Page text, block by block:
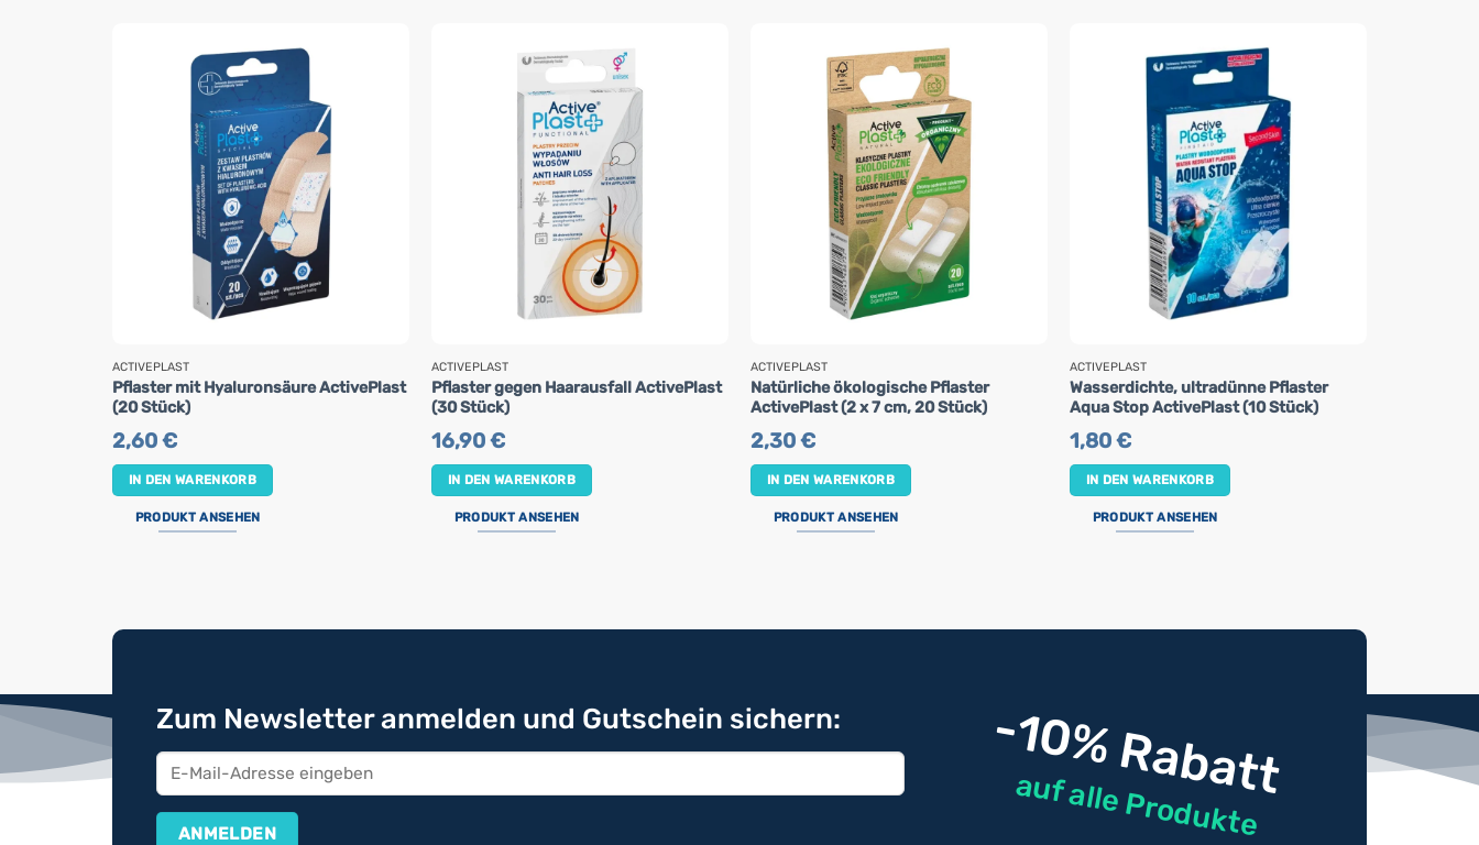
ACTIVEPLAST
Pflaster mit Hyaluronsäure ActivePlast
(20 Stück)
2,60€
IN DEN WARENKORB
PRODUKT ANSEHEN
ACTIVEPLAST
Pflaster gegen Haarausfall ActivePlast
(30 Stück)
16,90€
IN DEN WARENKORB
PRODUKT ANSEHEN
ACTIVEPLAST
Natürliche ökologische Pflaster
ActivePlast (2 x 7 cm, 20 Stück)
2,30€
IN DEN WARENKORB
PRODUKT ANSEHEN
ACTIVEPLAST
Wasserdichte, ultradünne Pflaster
Aqua Stop ActivePlast (10 Stück)
1,80€
IN DEN WARENKORB
PRODUKT ANSEHEN
Zum Newsletter anmelden und Gutschein sichern: -10% Rabatt
auf alle Produkte